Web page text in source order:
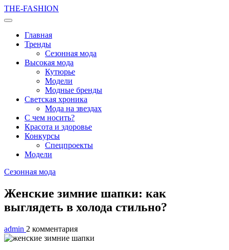
THE-FASHION
Главная
Тренды
Сезонная мода
Высокая мода
Кутюрье
Модели
Модные бренды
Светская хроника
Мода на звездах
С чем носить?
Красота и здоровье
Конкурсы
Спецпроекты
Модели
Сезонная мода
Женские зимние шапки: как
выглядеть в холода стильно?
admin 2 комментария